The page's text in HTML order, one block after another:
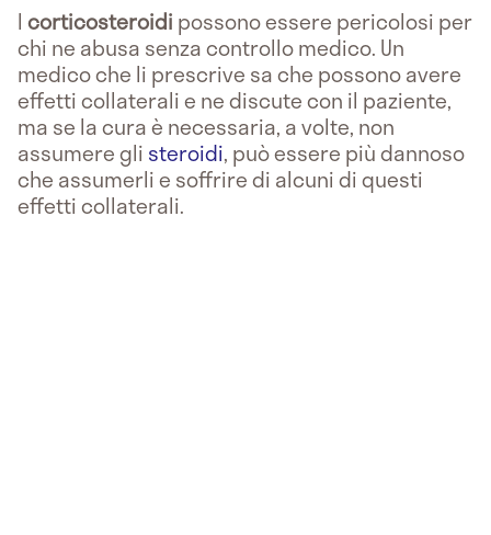
I corticosteroidi possono essere pericolosi per
chi ne abusa senza controllo medico. Un
medico che li prescrive sa che possono avere
effetti collaterali e ne discute con il paziente,
ma se la cura è necessaria, a volte, non
assumere gli steroidi, può essere più dannoso
che assumerli e soffrire di alcuni di questi
effetti collaterali.